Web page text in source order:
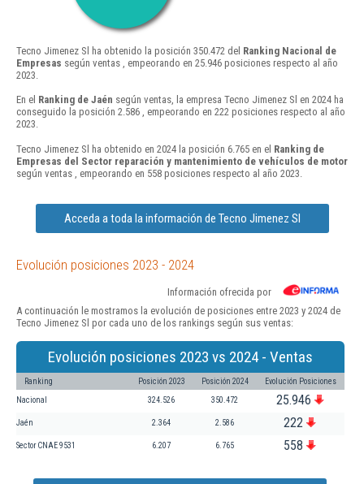
Tecno Jimenez Sl ha obtenido la posición 350.472 del Ranking Nacional de
Empresas según ventas , empeorando en 25.946 posiciones respecto al año
2023.
En el Ranking de Jaén según ventas, la empresa Tecno Jimenez Sl en 2024 ha
conseguido la posición 2.586 , empeorando en 222 posiciones respecto al año
2023.
Tecno Jimenez Sl ha obtenido en 2024 la posición 6.765 en el Ranking de
Empresas del Sector reparación y mantenimiento de vehículos de motor
según ventas , empeorando en 558 posiciones respecto al año 2023.
Acceda a toda la información de Tecno Jimenez Sl
Evolución posiciones 2023 - 2024
Información ofrecida por
A continuación le mostramos la evolución de posiciones entre 2023 y 2024 de
Tecno Jimenez Sl por cada uno de los rankings según sus ventas:
Evolución posiciones 2023 vs 2024 - Ventas
Ranking Posición 2023 Posición 2024 Evolución Posiciones
Nacional 324.526 350.472 25.946
Jaén 2.364 2.586 222
Sector CNAE 9531 6.207 6.765 558